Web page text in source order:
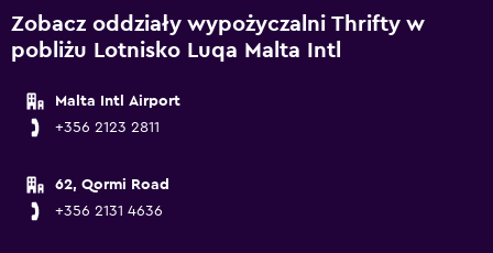
Zobacz oddziały wypożyczalni Thrifty w
pobliżu Lotnisko Luqa Malta Intl
Malta Intl Airport
+356 2123 2811
62, Qormi Road
+356 2131 4636